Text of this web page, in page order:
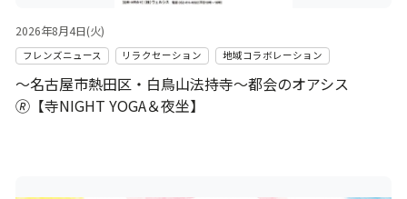
2026年8月4日(火)
フレンズニュース リラクセーション 地域コラボレーション
～名古屋市熱田区・白鳥山法持寺～都会のオアシス
🄬【寺NIGHT YOGA＆夜坐】